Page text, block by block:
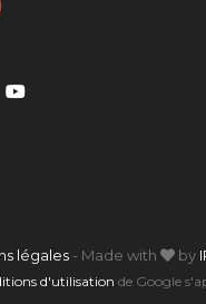
Suivez-
légales - Made with by
d'utilisation de Google